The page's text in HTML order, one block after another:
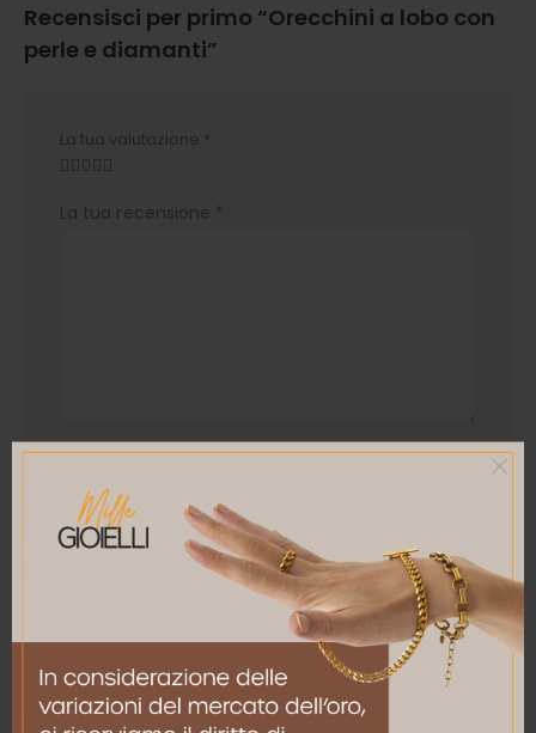
Recensisci per primo “Orecchini a lobo con
perle e diamanti”
La tua valutazione *
La tua recensione *
Nome*
Email*
Salva il mio nome, email e sito web in questo
browser per la prossima volta che commento.